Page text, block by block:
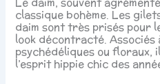
classique bohème. Les
daim sont très prisés pour
look décontracté. Associés
psychédéliques ou
l’esprit hippie chic des